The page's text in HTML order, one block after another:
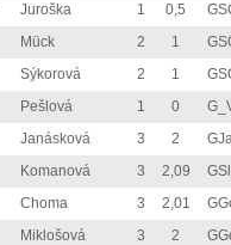
Juroška 1 0,5
Mück 2 1
Sýkorová 2 1
Pešlová 1 0
Janásková 3 2
Komanová 3 2,09
Choma 3 2,01
Miklošová 3 2